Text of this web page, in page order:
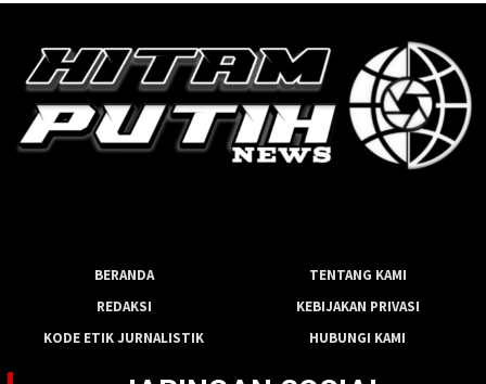
BERANDA
TENTANG KAMI
REDAKSI
KEBIJAKAN PRIVASI
KODE ETIK JURNALISTIK
HUBUNGI KAMI